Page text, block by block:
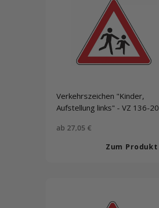
Verkehrszeichen "Kinder,
Aufstellung links" - VZ 136-20
Sonderpreis
ab 27,05 €
Zum Produkt